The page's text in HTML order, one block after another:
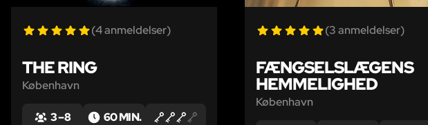
(4 anmeldelser)
THE RING
København
3 – 8 60 MIN.
(3 anmeldelser)
FÆNGSELSLÆGENS
HEMMELIGHED
København